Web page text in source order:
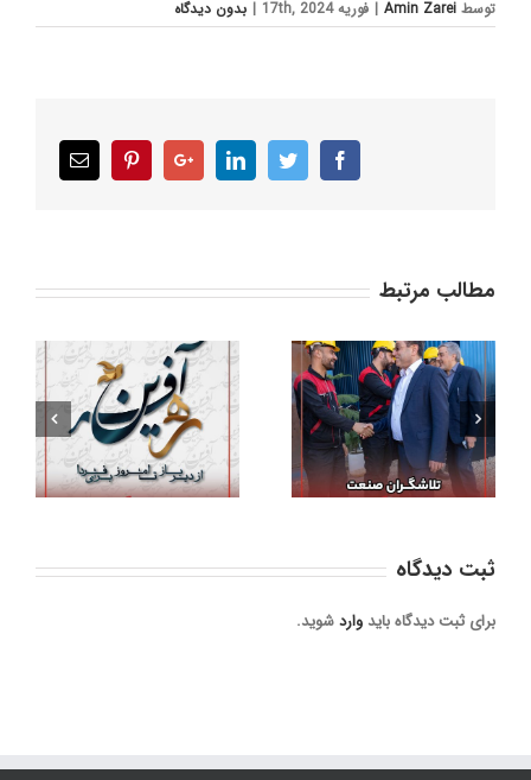
توسط Amin Zarei
| فوریه 17th, 2024 | بدون ديدگاه
Facebook
Twitter
LinkedIn
Google+
Pinterest
Email
مطالب مرتبط
تلاشگران صنعت مهر ماندگار گلرنگ
ثبت ديدگاه
برای ثبت دیدگاه باید واردشوید.